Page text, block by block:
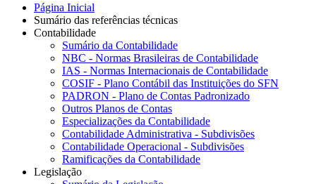
Página Inicial
Sumário das referências técnicas
Contabilidade
Sumário da Contabilidade
NBC - Normas Brasileiras de Contabilidade
IAS - Normas Internacionais de Contabilidade
COSIF - Plano Contábil das Instituições do SFN
PADRON - Plano de Contas Padronizado
Outros Planos de Contas
Especializações da Contabilidade
Contabilidade Administrativa - Subdivisões
Contabilidade Operacional - Subdivisões
Ramificações da Contabilidade
Legislação